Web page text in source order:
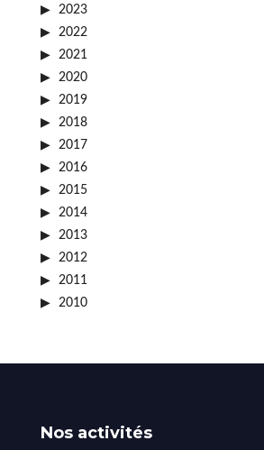
2023
2022
2021
2020
2019
2018
2017
2016
2015
2014
2013
2012
2011
2010
Nos activités